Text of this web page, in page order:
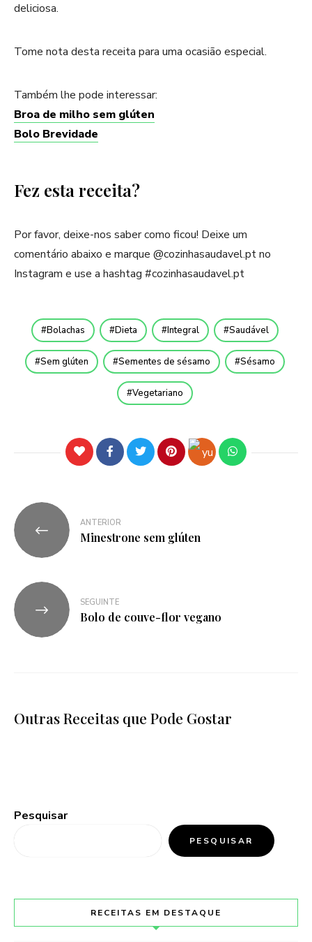
deliciosa.
Tome nota desta receita para uma ocasião especial.
Também lhe pode interessar:
Broa de milho sem glúten
Bolo Brevidade
Fez esta receita?
Por favor, deixe-nos saber como ficou! Deixe um
comentário abaixo e marque @cozinhasaudavel.pt no
Instagram e use a hashtag #cozinhasaudavel.pt
Bolachas Dieta Integral Saudável
Sem glúten Sementes de sésamo Sésamo
Vegetariano
ANTERIOR
Minestrone sem glúten
SEGUINTE
Bolo de couve-flor vegano
Outras Receitas que Pode Gostar
Pesquisar
PESQUISAR
RECEITAS EM DESTAQUE